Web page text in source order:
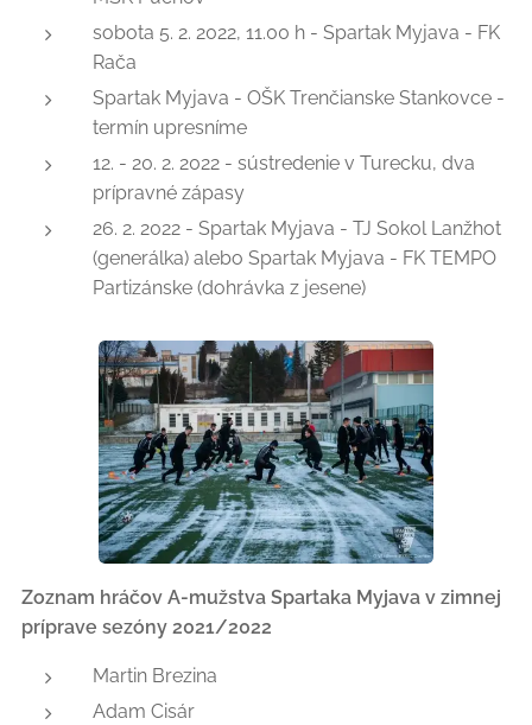
sobota 5. 2. 2022, 11.00 h - Spartak Myjava - FK
Rača
Spartak Myjava - OŠK Trenčianske Stankovce -
termín upresníme
12. - 20. 2. 2022 - sústredenie v Turecku, dva
prípravné zápasy
26. 2. 2022 - Spartak Myjava - TJ Sokol Lanžhot
(generálka) alebo Spartak Myjava - FK TEMPO
Partizánske (dohrávka z jesene)
Zoznam hráčov A-mužstva Spartaka Myjava v zimnej
príprave sezóny 2021/2022
Martin Brezina
Adam Cisár